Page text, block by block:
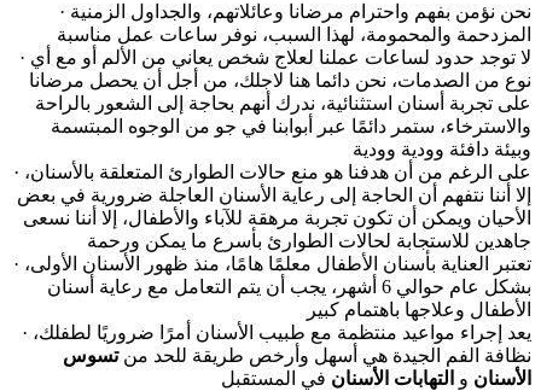
· نحن نؤمن بفهم واحترام مرضانا وعائلاتهم، والجداول الزمنية
المزدحمة والمحمومة، لهذا السبب، نوفر ساعات عمل مناسبة
· لا توجد حدود لساعات عملنا لعلاج شخص يعاني من الألم أو مع أي
نوع من الصدمات، نحن دائما هنا لاجلك، من أجل أن يحصل مرضانا
على تجربة أسنان استثنائية، ندرك أنهم بحاجة إلى الشعور بالراحة
والاسترخاء، ستمر دائمًا عبر أبوابنا في جو من الوجوه المبتسمة
وبيئة دافئة وودية وودية
· على الرغم من أن هدفنا هو منع حالات الطوارئ المتعلقة بالأسنان،
إلا أننا نتفهم أن الحاجة إلى رعاية الأسنان العاجلة ضرورية في بعض
الأحيان ويمكن أن تكون تجربة مرهقة للآباء والأطفال، إلا أننا نسعى
جاهدين للاستجابة لحالات الطوارئ بأسرع ما يمكن ورحمة
· تعتبر العناية بأسنان الأطفال معلمًا هامًا، منذ ظهور الأسنان الأولى،
بشكل عام حوالي 6 أشهر، يجب أن يتم التعامل مع رعاية أسنان
الأطفال وعلاجها باهتمام كبير
· يعد إجراء مواعيد منتظمة مع طبيب الأسنان أمرًا ضروريًا لطفلك،
نظافة الفم الجيدة هي أسهل وأرخص طريقة للحد منتسوس
الأسنان و التهابات الأسنان في المستقبل